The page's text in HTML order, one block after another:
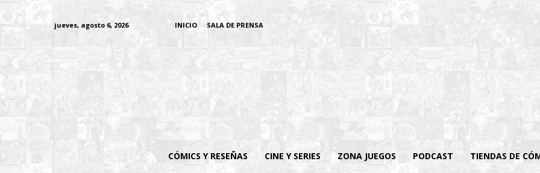
jueves, agosto 6, 2026 INICIO SALA DE PRENSA
CÓMICS Y RESEÑAS CINE Y SERIES ZONA JUEGOS PODCAST TIENDAS DE